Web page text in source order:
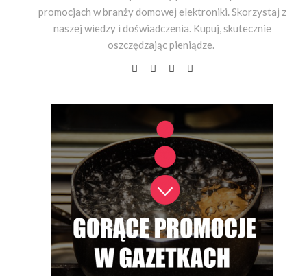
promocjach w branży domowej elektroniki. Skorzystaj z
naszej wiedzy i doświadczenia. Kupuj, skutecznie
oszczędzając pieniądze.